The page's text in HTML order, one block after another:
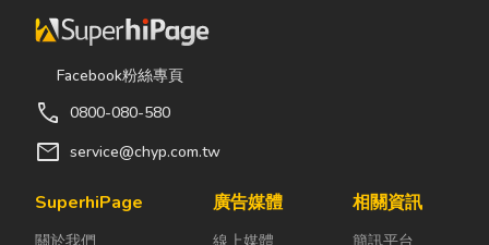
能力與使用場
景上，其實差
異非常大。如
影響使用便利
性，還可能造
商品損壞。 這
不僅能改善水
程與回收水工
成本，實現節
言，從農田整
Facebook粉絲專頁
call 0800-080-580
mail service@chyp.com.tw
SuperhiPage
關於我們
廣告媒體
線上媒體
相關資訊
簡訊平台